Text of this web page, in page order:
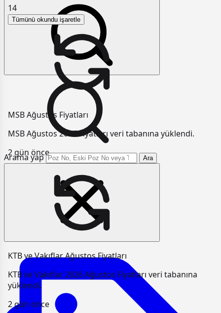
Arama yap Ara
14
Tümünü okundu işaretle
MSB Ağustos Fiyatları
MSB Ağustos 2026 Fiyatları veri tabanına yüklendi.
2 gün önce
KTB ve Vakıflar Ağustos Fiyatları
KTB ve Vakıflar 2026 Ağustos Fiyatları veri tabanına
yüklendi.
2 gün önce